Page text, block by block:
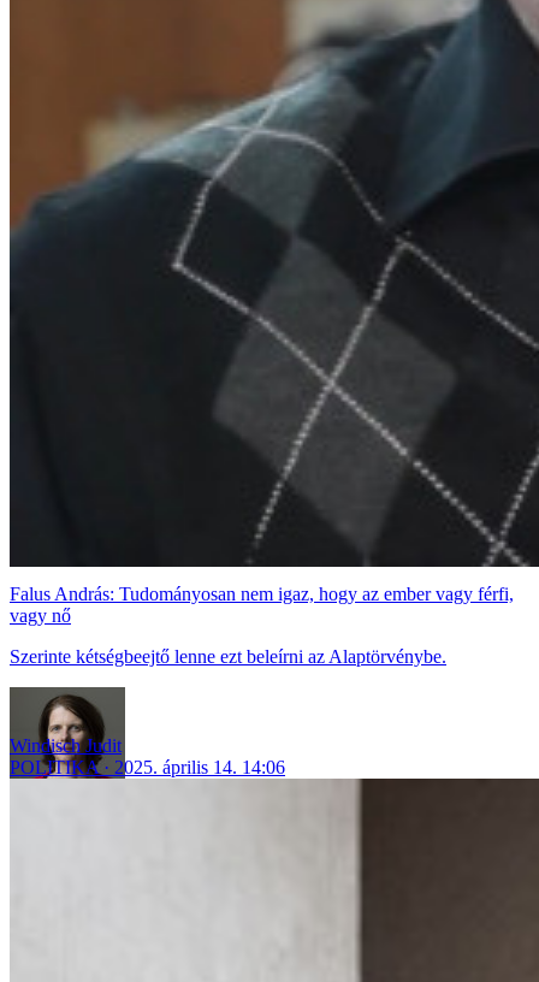
Falus András: Tudományosan nem igaz, hogy az ember vagy férfi,
vagy nő
Szerinte kétségbeejtő lenne ezt beleírni az Alaptörvénybe.
Windisch Judit
POLITIKA
2025. április 14. 14:06